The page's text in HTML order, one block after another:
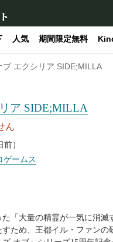
人気 期間限定無料
ブ エクシリア SIDE;MILLA
ア SIDE;MILLA
ん
）
ゲームス
「大量の精霊が一気に消
ため、王都イル・ファンの